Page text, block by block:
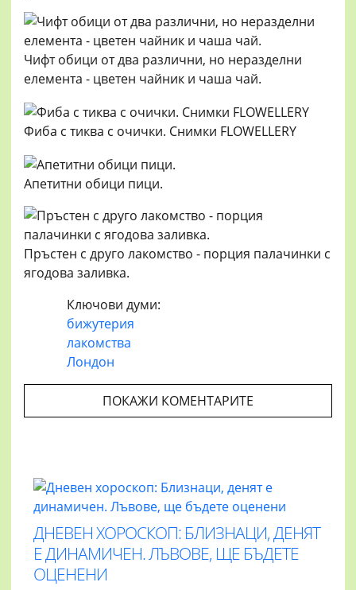
Чифт обици от два различни, но неразделни
елемента - цветен чайник и чаша чай.
Фиба с тиква с очички. Снимки FLOWELLERY
Апетитни обици пици.
Пръстен с друго лакомство - порция палачинки с
ягодова заливка.
Ключови думи:
бижутерия
лакомства
Лондон
ПОКАЖИ КОМЕНТАРИТЕ
ДНЕВЕН ХОРОСКОП: БЛИЗНАЦИ, ДЕНЯТ
Е ДИНАМИЧЕН. ЛЪВОВЕ, ЩЕ БЪДЕТЕ
ОЦЕНЕНИ